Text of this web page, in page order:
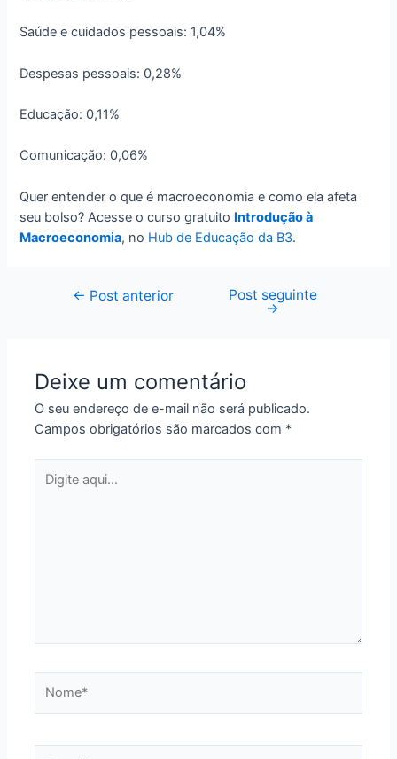
Saúde e cuidados pessoais: 1,04%
Despesas pessoais: 0,28%
Educação: 0,11%
Comunicação: 0,06%
Quer entender o que é macroeconomia e como ela afeta
seu bolso? Acesse o curso gratuito Introdução à
Macroeconomia, no Hub de Educação da B3.
Navegação
← Post anterior Post seguinte
→
Deixe um comentário
O seu endereço de e-mail não será publicado.
Campos obrigatórios são marcados com *
aqui...